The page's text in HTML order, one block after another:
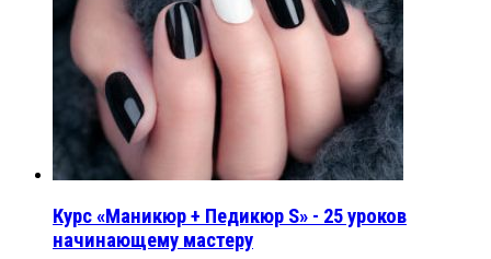
Курс «Маникюр + Педикюр S» - 25 уроков
начинающему мастеру